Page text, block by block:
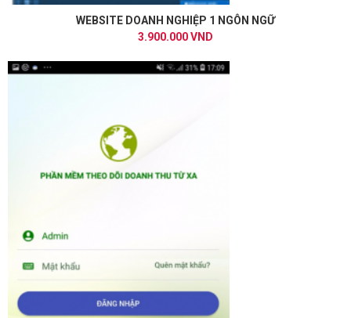
WEBSITE DOANH NGHIỆP 1 NGÔN NGỮ
3.900.000 VND